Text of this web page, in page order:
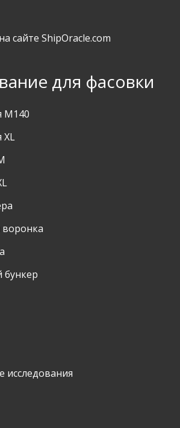
сайте ShipOracle.com
для фасовки
M140
XL
бункер
исследования